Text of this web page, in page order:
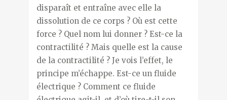
disparaît et entraîne avec elle la
dissolution de ce corps ? Où est cette
force ? Quel nom lui donner ? Est-ce la
contractilité ? Mais quelle est la cause
de la contractilité ? Je vois l’effet, le
principe m’échappe. Est-ce un fluide
électrique ? Comment ce fluide